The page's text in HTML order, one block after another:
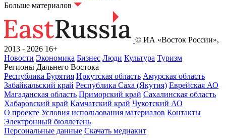
Больше материалов
© ИА «Восток России»,
2013 - 2026 16+
Новости Экономика Бизнес Люди Культура Туризм
Регионы Дальнего Востока
Республика Бурятия Иркутская область Амурская область
Забайкальский край Республика Саха (Якутия) Еврейская АО
Магаданская область Приморский край Сахалинская область
Хабаровский край Камчатский край Чукотский АО
О проекте Условия использования материалов Контакты
Электронный бюллетень
Персональные данные Скачать медиакит